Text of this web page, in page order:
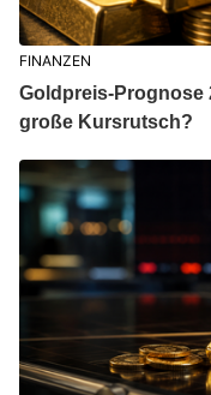
FINANZEN
Goldpreis-Prognose
große Kursrutsch?